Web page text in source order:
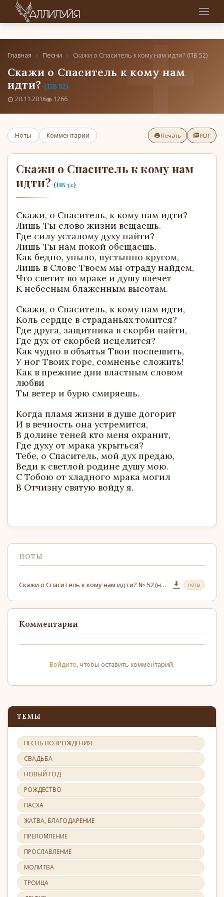
Главная › Песни › Скажи о Спаситель к кому нам идти? (ПВ 52)
Скажи о Спаситель к кому нам
идти? (ПВ 52)
20.11.2016 1266
Ноты Комментарии Печать PDF
Скажи о Спаситель к кому нам
идти? (ПВ 52)
Скажи, о Спаситель, к кому нам идти?
Лишь Ты слово жизни вещаешь.
Где силу усталому духу найти?
Лишь Ты нам покой обещаешь.
Как бедно, уныло, пустынно кругом,
Лишь в Слове Твоем мы отраду найдем,
Что светит во мраке и душу влечет
К небесным блаженным высотам.
Скажи, о Спаситель, к кому нам идти,
Коль сердце в страданьях томится?
Где друга, защитника в скорби найти,
Где дух от скорбей исцелится?
Как чудно в объятья Твои поспешить,
У ног Твоих горе, сомненье сложить!
Как в прежние дни властным словом
любви
Ты ветер и бурю смиряешь.
Когда пламя жизни в душе догорит
И в вечность она устремится,
В долине теней кто меня охранит,
Где духу от мрака укрыться?
Тебе, о Спаситель, мой дух предаю,
Веди к светлой родине душу мою.
С Тобою от хладного мрака могил
В Отчизну святую войду я.
НОТЫ
Скажи о Спаситель к кому нам идти? № 52 (ноты) ноты
Комментарии
Войдите, чтобы оставить комментарий.
ТЕМЫ
ПЕСНЬ ВОЗРОЖДЕНИЯ
СВАДЬБА
НОВЫЙ ГОД
РОЖДЕСТВО
ПАСХА
ЖАТВА, БЛАГОДАРЕНИЕ
ПРЕЛОМЛЕНИЕ
ПРОСЛАВЛЕНИЕ
МОЛИТВА
ТРОИЦА